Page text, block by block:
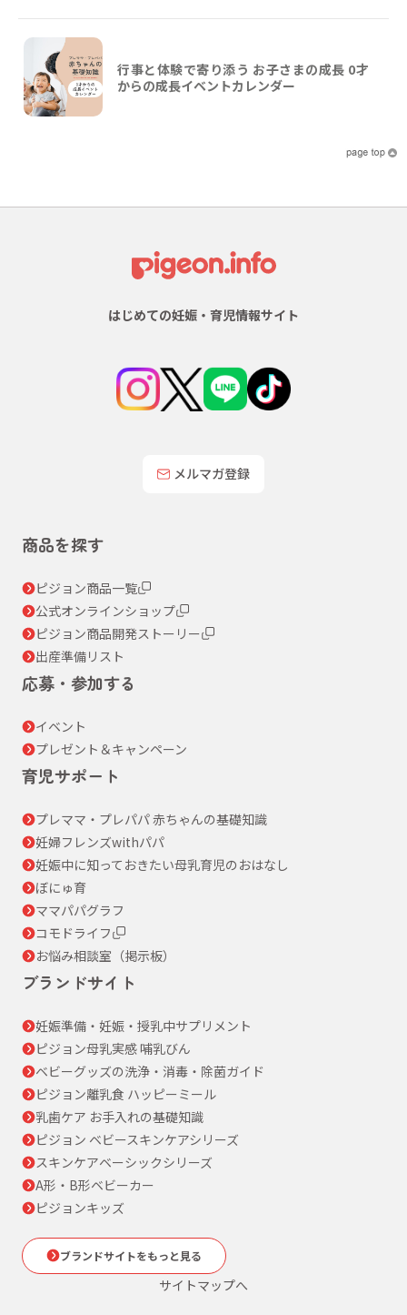
行事と体験で寄り添う お子さまの成長 0才
からの成長イベントカレンダー
はじめての妊娠・育児情報サイト
メルマガ登録
商品を探す
ピジョン商品一覧
公式オンラインショップ
ピジョン商品開発ストーリー
出産準備リスト
応募・参加する
イベント
プレゼント＆キャンペーン
育児サポート
プレママ・プレパパ 赤ちゃんの基礎知識
妊婦フレンズwithパパ
妊娠中に知っておきたい母乳育児のおはなし
ぼにゅ育
ママパパグラフ
コモドライフ
お悩み相談室（掲示板）
ブランドサイト
妊娠準備・妊娠・授乳中サプリメント
ピジョン母乳実感 哺乳びん
ベビーグッズの洗浄・消毒・除菌ガイド
ピジョン離乳食 ハッピーミール
乳歯ケア お手入れの基礎知識
ピジョン ベビースキンケアシリーズ
スキンケアベーシックシリーズ
A形・B形ベビーカー
ピジョンキッズ
ブランドサイトをもっと見る
サイトマップへ